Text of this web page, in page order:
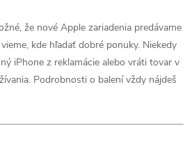
že nové Apple zariadenia predávame
kde hľadať dobré ponuky. Niekedy
iPhone z reklamácie alebo vráti tovar v
Podrobnosti o balení vždy nájdeš